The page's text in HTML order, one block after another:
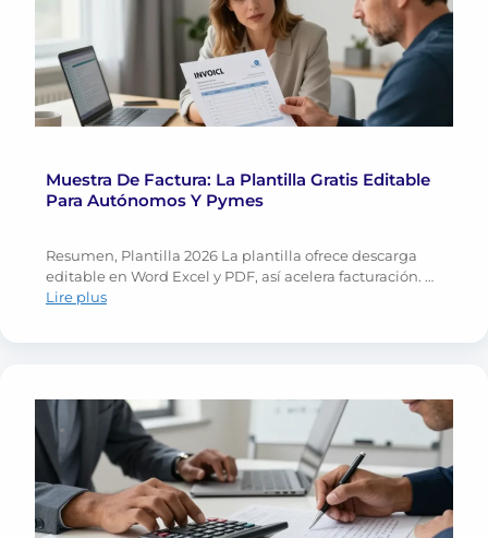
Muestra De Factura: La Plantilla Gratis Editable
Para Autónomos Y Pymes
Resumen, Plantilla 2026 La plantilla ofrece descarga
editable en Word Excel y PDF, así acelera facturación. …
Lire plus